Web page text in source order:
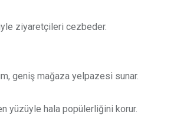
ziyaretçileri cezbeder.
geniş mağaza yelpazesi sunar.
yüzüyle hala popülerliğini korur.